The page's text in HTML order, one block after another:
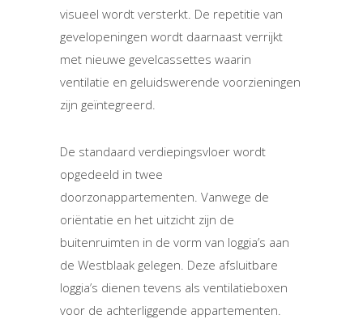
visueel wordt versterkt. De repetitie van
gevelopeningen wordt daarnaast verrijkt
met nieuwe gevelcassettes waarin
ventilatie en geluidswerende voorzieningen
zijn geïntegreerd.
De standaard verdiepingsvloer wordt
opgedeeld in twee
doorzonappartementen. Vanwege de
oriëntatie en het uitzicht zijn de
buitenruimten in de vorm van loggia’s aan
de Westblaak gelegen. Deze afsluitbare
loggia’s dienen tevens als ventilatieboxen
voor de achterliggende appartementen.